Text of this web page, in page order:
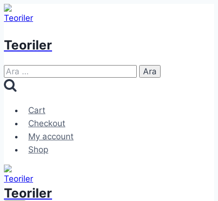
Skip
to
Teoriler
Arama:
Cart
Checkout
My account
Shop
Teoriler